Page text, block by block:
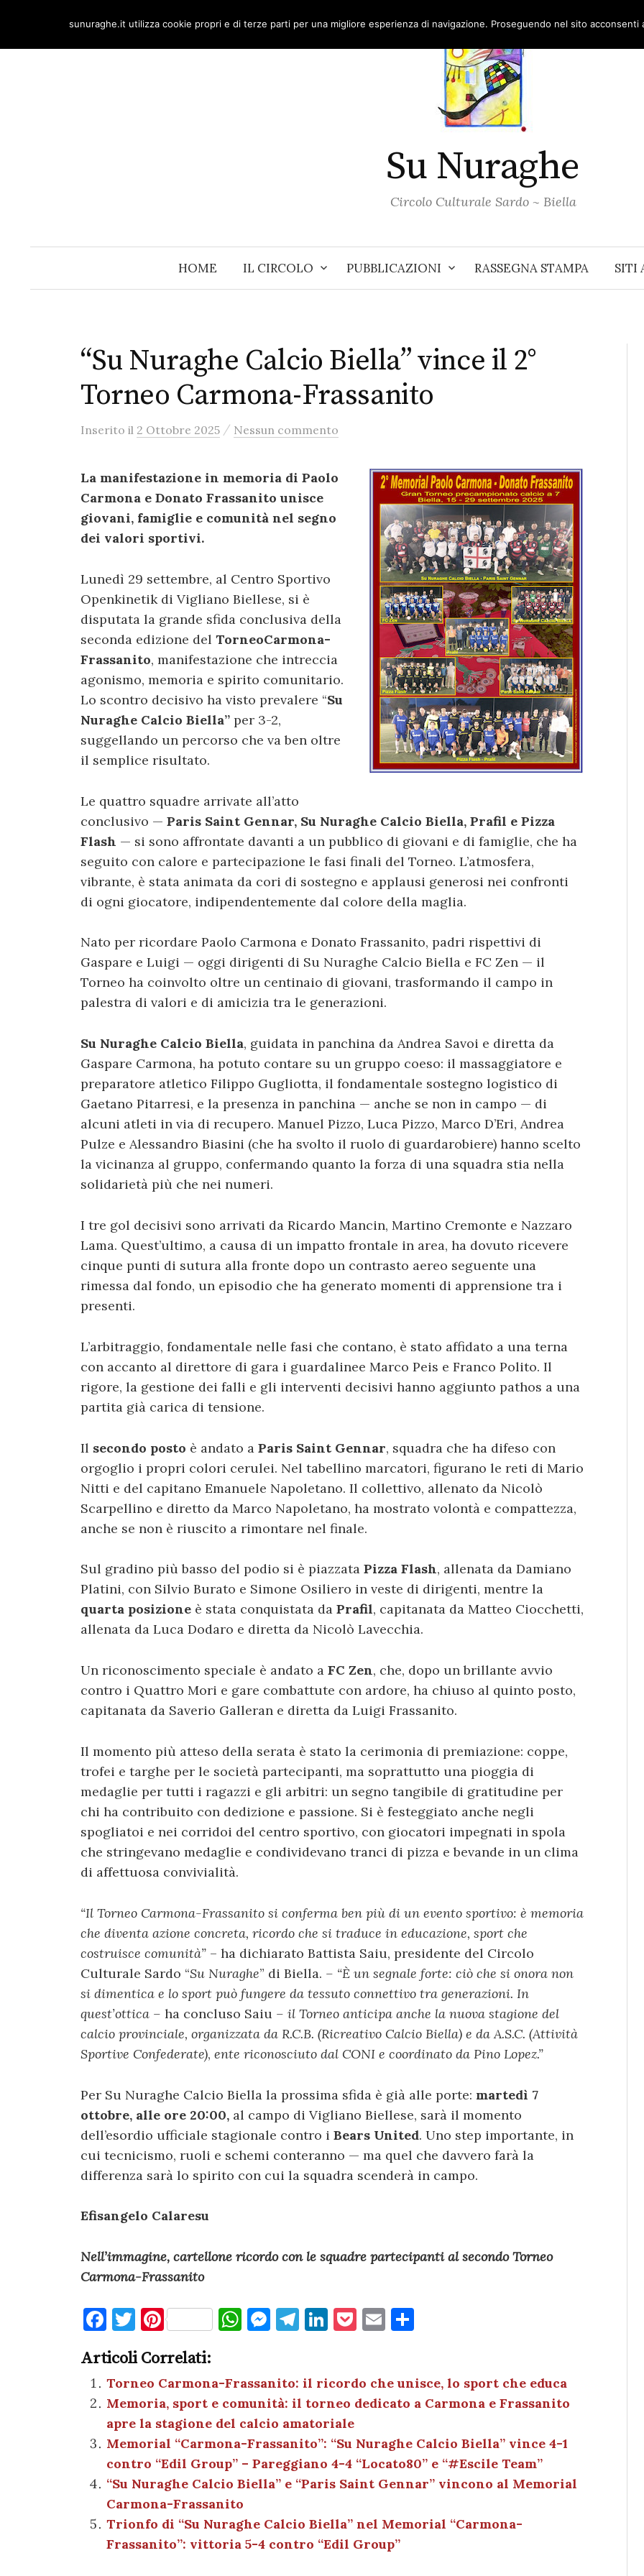
content
Su Nuraghe
Circolo Culturale Sardo ~ Biella
HOME IL CIRCOLO PUBBLICAZIONI RASSEGNA STAMPA SITI
“Su Nuraghe Calcio Biella” vince il 2°
Torneo Carmona-Frassanito
Inserito il 2 Ottobre 2025 / Nessun commento
La manifestazione in memoria di Paolo
Carmona e Donato Frassanito unisce
giovani, famiglie e comunità nel segno
dei valori sportivi.
Lunedì 29 settembre, al Centro Sportivo
Openkinetik di Vigliano Biellese, si è
disputata la grande sfida conclusiva della
seconda edizione del TorneoCarmona-
Frassanito, manifestazione che intreccia
agonismo, memoria e spirito comunitario.
Lo scontro decisivo ha visto prevalere “Su
Nuraghe Calcio Biella” per 3-2,
suggellando un percorso che va ben oltre
il semplice risultato.
Le quattro squadre arrivate all’atto
conclusivo — Paris Saint Gennar, Su Nuraghe Calcio Biella, Prafil e Pizza
Flash — si sono affrontate davanti a un pubblico di giovani e di famiglie, che ha
seguito con calore e partecipazione le fasi finali del Torneo. L’atmosfera,
vibrante, è stata animata da cori di sostegno e applausi generosi nei confronti
di ogni giocatore, indipendentemente dal colore della maglia.
Nato per ricordare Paolo Carmona e Donato Frassanito, padri rispettivi di
Gaspare e Luigi — oggi dirigenti di Su Nuraghe Calcio Biella e FC Zen — il
Torneo ha coinvolto oltre un centinaio di giovani, trasformando il campo in
palestra di valori e di amicizia tra le generazioni.
Su Nuraghe Calcio Biella, guidata in panchina da Andrea Savoi e diretta da
Gaspare Carmona, ha potuto contare su un gruppo coeso: il massaggiatore e
preparatore atletico Filippo Gugliotta, il fondamentale sostegno logistico di
Gaetano Pitarresi, e la presenza in panchina — anche se non in campo — di
alcuni atleti in via di recupero. Manuel Pizzo, Luca Pizzo, Marco D’Eri, Andrea
Pulze e Alessandro Biasini (che ha svolto il ruolo di guardarobiere) hanno scelto
la vicinanza al gruppo, confermando quanto la forza di una squadra stia nella
solidarietà più che nei numeri.
I tre gol decisivi sono arrivati da Ricardo Mancin, Martino Cremonte e Nazzaro
Lama. Quest’ultimo, a causa di un impatto frontale in area, ha dovuto ricevere
cinque punti di sutura alla fronte dopo un contrasto aereo seguente una
rimessa dal fondo, un episodio che ha generato momenti di apprensione tra i
presenti.
L’arbitraggio, fondamentale nelle fasi che contano, è stato affidato a una terna
con accanto al direttore di gara i guardalinee Marco Peis e Franco Polito. Il
rigore, la gestione dei falli e gli interventi decisivi hanno aggiunto pathos a una
partita già carica di tensione.
Il secondo posto è andato a Paris Saint Gennar, squadra che ha difeso con
orgoglio i propri colori cerulei. Nel tabellino marcatori, figurano le reti di Mario
Nitti e del capitano Emanuele Napoletano. Il collettivo, allenato da Nicolò
Scarpellino e diretto da Marco Napoletano, ha mostrato volontà e compattezza,
anche se non è riuscito a rimontare nel finale.
Sul gradino più basso del podio si è piazzata Pizza Flash, allenata da Damiano
Platini, con Silvio Burato e Simone Osiliero in veste di dirigenti, mentre la
quarta posizione è stata conquistata da Prafil, capitanata da Matteo Ciocchetti,
allenata da Luca Dodaro e diretta da Nicolò Lavecchia.
Un riconoscimento speciale è andato a FC Zen, che, dopo un brillante avvio
contro i Quattro Mori e gare combattute con ardore, ha chiuso al quinto posto,
capitanata da Saverio Galleran e diretta da Luigi Frassanito.
Il momento più atteso della serata è stato la cerimonia di premiazione: coppe,
trofei e targhe per le società partecipanti, ma soprattutto una pioggia di
medaglie per tutti i ragazzi e gli arbitri: un segno tangibile di gratitudine per
chi ha contribuito con dedizione e passione. Si è festeggiato anche negli
spogliatoi e nei corridoi del centro sportivo, con giocatori impegnati in spola
che stringevano medaglie e condividevano tranci di pizza e bevande in un clima
di affettuosa convivialità.
“Il Torneo Carmona-Frassanito si conferma ben più di un evento sportivo: è memoria
che diventa azione concreta, ricordo che si traduce in educazione, sport che
costruisce comunità” – ha dichiarato Battista Saiu, presidente del Circolo
Culturale Sardo “Su Nuraghe” di Biella. – “È un segnale forte: ciò che si onora non
si dimentica e lo sport può fungere da tessuto connettivo tra generazioni. In
quest’ottica – ha concluso Saiu – il Torneo anticipa anche la nuova stagione del
calcio provinciale, organizzata da R.C.B. (Ricreativo Calcio Biella) e da A.S.C. (Attività
Sportive Confederate), ente riconosciuto dal CONI e coordinato da Pino Lopez.”
Per Su Nuraghe Calcio Biella la prossima sfida è già alle porte: martedì 7
ottobre, alle ore 20:00, al campo di Vigliano Biellese, sarà il momento
dell’esordio ufficiale stagionale contro i Bears United. Uno step importante, in
cui tecnicismo, ruoli e schemi conteranno — ma quel che davvero farà la
differenza sarà lo spirito con cui la squadra scenderà in campo.
Efisangelo Calaresu
Nell’immagine, cartellone ricordo con le squadre partecipanti al secondoTorneo
Carmona-Frassanito
F
c
e
b
o
o
k
T
it
te
r
Pi
er
es
t
W
s
A
p
p
M
n
g
er
T
gr
a
m
Li
e
dI
n
P
k
et
E
l di
vi
di
Articoli Correlati:
Torneo Carmona-Frassanito: il ricordo che unisce, lo sport che educa
Memoria, sport e comunità: il torneo dedicato a Carmona e Frassanito
apre la stagione del calcio amatoriale
Memorial “Carmona-Frassanito”: “Su Nuraghe Calcio Biella” vince 4-1
contro “Edil Group” – Pareggiano 4-4 “Locato80” e “#Escile Team”
“Su Nuraghe Calcio Biella” e “Paris Saint Gennar” vincono al Memorial
Carmona-Frassanito
Trionfo di “Su Nuraghe Calcio Biella” nel Memorial “Carmona-
Frassanito”: vittoria 5-4 contro “Edil Group”
sunuraghe.it utilizza cookie propri e di terze parti per una migliore esperienza di navigazione. Proseguendo nel sito acconsenti